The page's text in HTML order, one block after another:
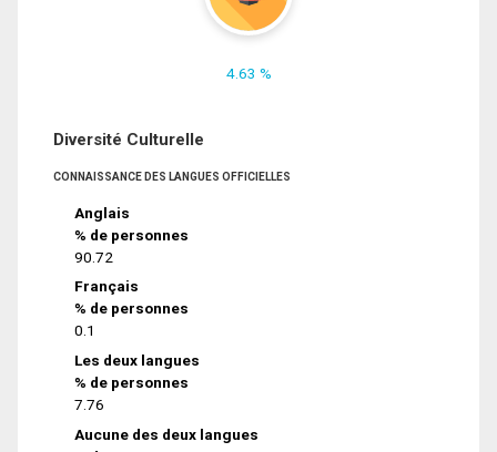
4.63 %
Diversité Culturelle
CONNAISSANCE DES LANGUES OFFICIELLES
Anglais
% de personnes
90.72
Français
% de personnes
0.1
Les deux langues
% de personnes
7.76
Aucune des deux langues